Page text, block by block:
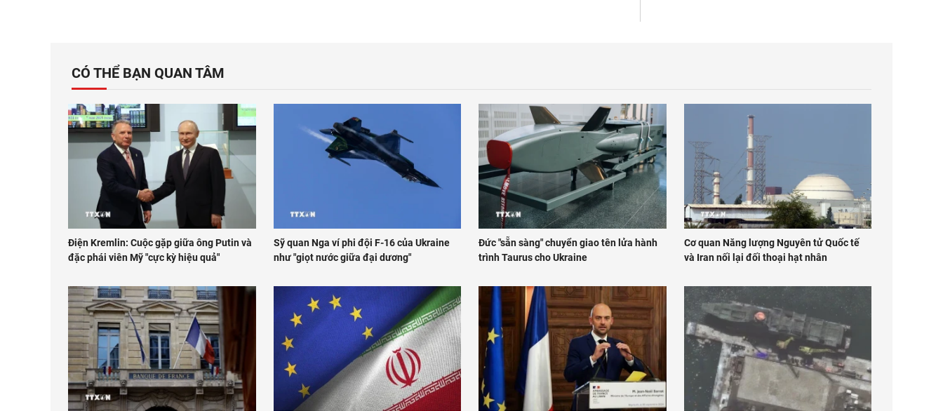
CÓ THỂ BẠN QUAN TÂM
Điện Kremlin: Cuộc gặp giữa ông Putin và
đặc phái viên Mỹ "cực kỳ hiệu quả"
Sỹ quan Nga ví phi đội F-16 của Ukraine
như "giọt nước giữa đại dương"
Đức "sẵn sàng" chuyển giao tên lửa hành
trình Taurus cho Ukraine
Cơ quan Năng lượng Nguyên tử Quốc tế
và Iran nối lại đối thoại hạt nhân